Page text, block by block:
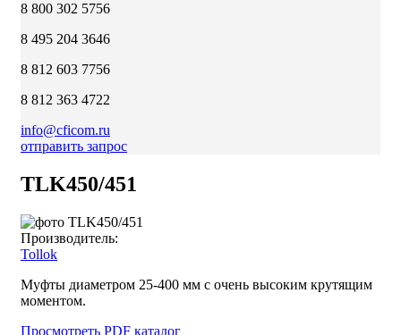
8 800 302 5756
8 495 204 3646
8 812 603 7756
8 812 363 4722
info@cficom.ru
отправить запрос
TLK450/451
Производитель:
Tollok
Муфты диаметром 25-400 мм с очень высоким крутящим
моментом.
Просмотреть PDF каталог